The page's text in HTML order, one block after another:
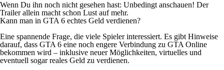
Wenn Du ihn noch nicht gesehen hast: Unbedingt anschauen! Der
Trailer allein macht schon Lust auf mehr.
Kann man in GTA 6 echtes Geld verdienen?
Eine spannende Frage, die viele Spieler interessiert. Es gibt Hinweise
darauf, dass GTA 6 eine noch engere Verbindung zu GTA Online
bekommen wird – inklusive neuer Möglichkeiten, virtuelles und
eventuell sogar reales Geld zu verdienen.